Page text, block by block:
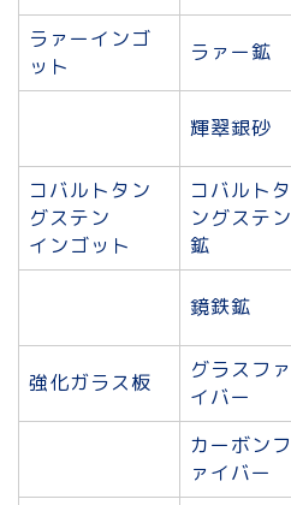
ラァーインゴ
ット
ラァー鉱
輝翠銀砂
コバルトタン
グステン
インゴット
コバルトタ
ングステン
鉱
鏡鉄鉱
強化ガラス板
グラスファ
イバー
カーボンフ
ァイバー